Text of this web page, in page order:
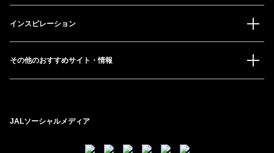
インスピレーション
その他のおすすめサイト・情報
JALソーシャルメディア